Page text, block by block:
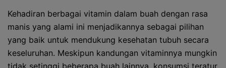
Kehadiran berbagai vitamin dalam buah dengan rasa
manis yang alami ini menjadikannya sebagai pilihan
yang baik untuk mendukung kesehatan tubuh secara
keseluruhan. Meskipun kandungan vitaminnya mungkin
tidak setinggi beberapa buah lainnya, konsumsi teratur